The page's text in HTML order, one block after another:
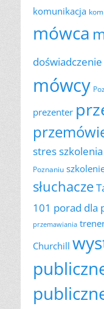
komunikacja
mówca
doświadczenie
mówcy
prezenter
stresszkolenia
Poznaniu
słuchacze
101 porad dla
przemawiania
Churchill